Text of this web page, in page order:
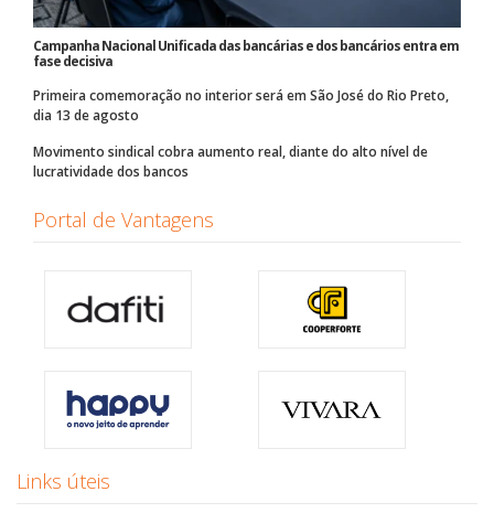
Campanha Nacional Unificada das bancárias e dos bancários entra em
fase decisiva
Primeira comemoração no interior será em São José do Rio Preto,
dia 13 de agosto
Movimento sindical cobra aumento real, diante do alto nível de
lucratividade dos bancos
Portal de Vantagens
Links úteis